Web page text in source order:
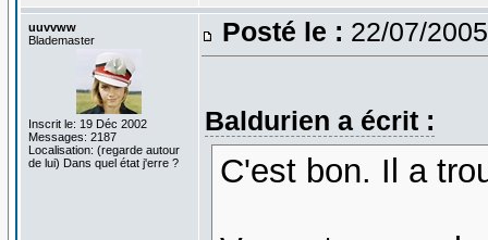
uuvvww
Blademaster
Inscrit le: 19 Déc 2002
Messages: 2187
Localisation: (regarde autour
de lui) Dans quel état j'erre ?
Posté le : 22/07/
Baldurien a écrit :
C'est bon. Il a